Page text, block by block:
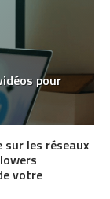
pour
les réseaux
votre